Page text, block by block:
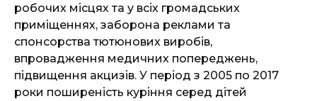
робочих місцях та у всіх громадських
приміщеннях, заборона реклами та
спонсорства тютюнових виробів,
впровадження медичних попереджень,
підвищення акцизів. У період з 2005 по 2017
роки поширеність куріння серед дітей